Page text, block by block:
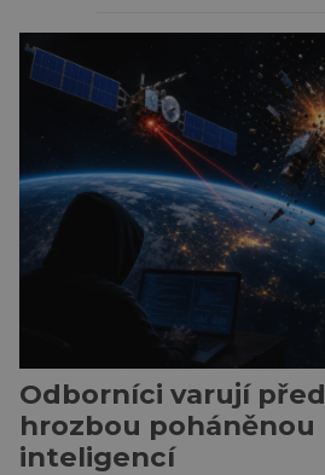
z City University of New York
London ukazuje, že někteří
populárního systému Grok
Muska, mají tendenci
představy […]
Odborníci varují
hrozbou poháněnou
inteligencí